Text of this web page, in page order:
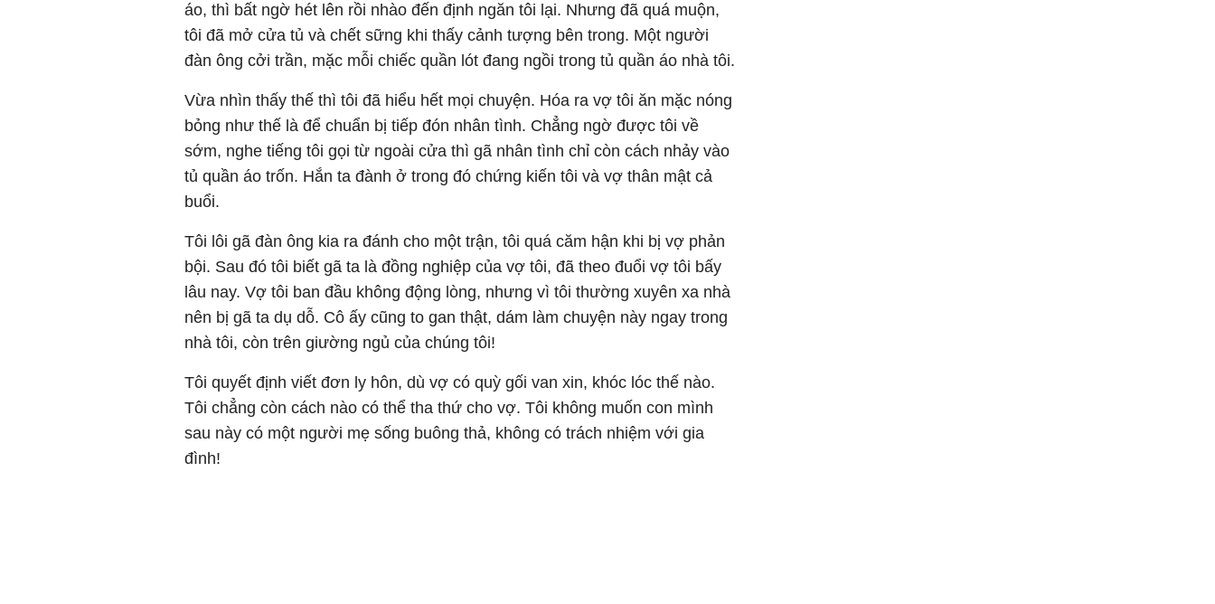
áo, thì bất ngờ hét lên rồi nhào đến định ngăn tôi lại. Nhưng đã quá muộn,
tôi đã mở cửa tủ và chết sững khi thấy cảnh tượng bên trong. Một người
đàn ông cởi trần, mặc mỗi chiếc quần lót đang ngồi trong tủ quần áo nhà tôi.
Vừa nhìn thấy thế thì tôi đã hiểu hết mọi chuyện. Hóa ra vợ tôi ăn mặc nóng
bỏng như thế là để chuẩn bị tiếp đón nhân tình. Chẳng ngờ được tôi về
sớm, nghe tiếng tôi gọi từ ngoài cửa thì gã nhân tình chỉ còn cách nhảy vào
tủ quần áo trốn. Hắn ta đành ở trong đó chứng kiến tôi và vợ thân mật cả
buổi.
Tôi lôi gã đàn ông kia ra đánh cho một trận, tôi quá căm hận khi bị vợ phản
bội. Sau đó tôi biết gã ta là đồng nghiệp của vợ tôi, đã theo đuổi vợ tôi bấy
lâu nay. Vợ tôi ban đầu không động lòng, nhưng vì tôi thường xuyên xa nhà
nên bị gã ta dụ dỗ. Cô ấy cũng to gan thật, dám làm chuyện này ngay trong
nhà tôi, còn trên giường ngủ của chúng tôi!
Tôi quyết định viết đơn ly hôn, dù vợ có quỳ gối van xin, khóc lóc thế nào.
Tôi chẳng còn cách nào có thể tha thứ cho vợ. Tôi không muốn con mình
sau này có một người mẹ sống buông thả, không có trách nhiệm với gia
đình!